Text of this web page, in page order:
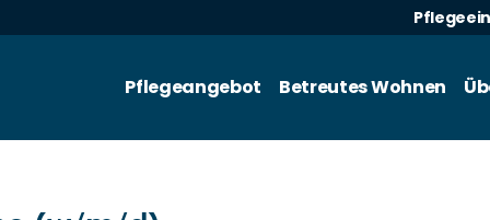
Pflegeangebot Betreutes Wohnen